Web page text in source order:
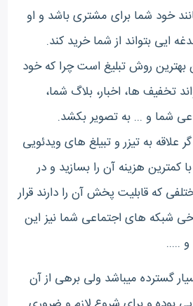
خود شما برای مشتری باشد و او
ایی بتواند از شما خرید کند.
بهترین روش تبلیغ است چرا که خود
تخفیف ها، اخبار، بلاگ شما،
شما و ... به تصویر بکشد.
علاقه به تیزر و تبیلغ های ویدئویی
با کمترین هزینه آن را بسازید و در
که قابلیت پخش آن را دارند قرار
شبکه های اجتماعی شما نیز این
و .....
گسترده میباشد ولی برهی از آن